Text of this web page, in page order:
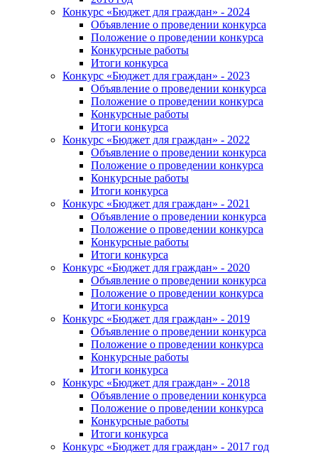
Конкурс «Бюджет для граждан» - 2024
Объявление о проведении конкурса
Положение о проведении конкурса
Конкурсные работы
Итоги конкурса
Конкурс «Бюджет для граждан» - 2023
Объявление о проведении конкурса
Положение о проведении конкурса
Конкурсные работы
Итоги конкурса
Конкурс «Бюджет для граждан» - 2022
Объявление о проведении конкурса
Положение о проведении конкурса
Конкурсные работы
Итоги конкурса
Конкурс «Бюджет для граждан» - 2021
Объявление о проведении конкурса
Положение о проведении конкурса
Конкурсные работы
Итоги конкурса
Конкурс «Бюджет для граждан» - 2020
Объявление о проведении конкурса
Положение о проведении конкурса
Итоги конкурса
Конкурс «Бюджет для граждан» - 2019
Объявление о проведении конкурса
Положение о проведении конкурса
Конкурсные работы
Итоги конкурса
Конкурс «Бюджет для граждан» - 2018
Объявление о проведении конкурса
Положение о проведении конкурса
Конкурсные работы
Итоги конкурса
Конкурс «Бюджет для граждан» - 2017 год